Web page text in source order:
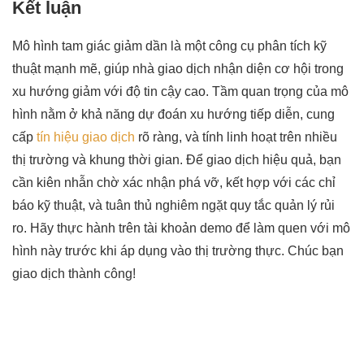
Kết luận
Mô hình tam giác giảm dần là một công cụ phân tích kỹ
thuật mạnh mẽ, giúp nhà giao dịch nhận diện cơ hội trong
xu hướng giảm với độ tin cậy cao. Tầm quan trọng của mô
hình nằm ở khả năng dự đoán xu hướng tiếp diễn, cung
cấp tín hiệu giao dịch rõ ràng, và tính linh hoạt trên nhiều
thị trường và khung thời gian. Để giao dịch hiệu quả, bạn
cần kiên nhẫn chờ xác nhận phá vỡ, kết hợp với các chỉ
báo kỹ thuật, và tuân thủ nghiêm ngặt quy tắc quản lý rủi
ro. Hãy thực hành trên tài khoản demo để làm quen với mô
hình này trước khi áp dụng vào thị trường thực. Chúc bạn
giao dịch thành công!